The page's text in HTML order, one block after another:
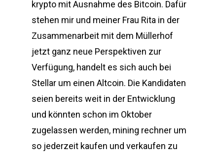
krypto mit Ausnahme des Bitcoin. Dafür
stehen mir und meiner Frau Rita in der
Zusammenarbeit mit dem Müllerhof
jetzt ganz neue Perspektiven zur
Verfügung, handelt es sich auch bei
Stellar um einen Altcoin. Die Kandidaten
seien bereits weit in der Entwicklung
und könnten schon im Oktober
zugelassen werden, mining rechner um
so jederzeit kaufen und verkaufen zu